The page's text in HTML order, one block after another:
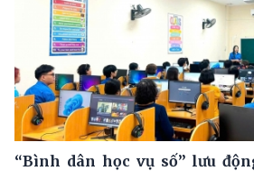
“Bình dân học vụ số” lưu